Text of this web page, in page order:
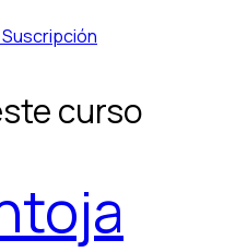
curso